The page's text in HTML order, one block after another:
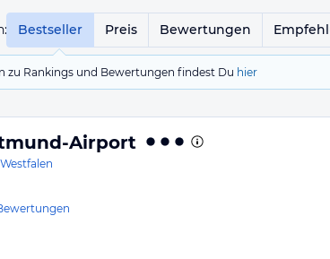
Bestseller Preis Bewertungen
zu Rankings und Bewertungen findest Du hier
Airport